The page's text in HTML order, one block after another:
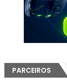
PARCEIROS